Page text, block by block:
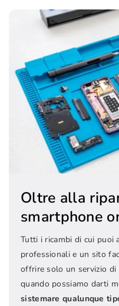
Oltre alla
smartphone
Tutti i ricambi di cui puoi
professionali e un sito
offrire solo un servizio di
quando possiamo darti
sistemare qualunque